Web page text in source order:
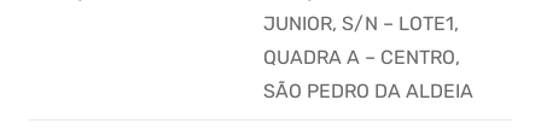
JUNIOR, S/N – LOTE1,
QUADRA A – CENTRO,
SÃO PEDRO DA ALDEIA